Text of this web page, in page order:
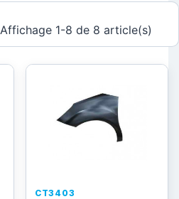
Affichage 1-8 de 8 article(s)
CT3403